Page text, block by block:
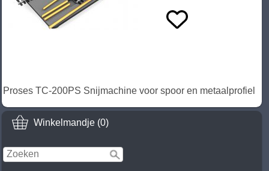
Winkelmandje (0)
Proses TC-200PS Snijmachine voor spoor en metaalprofiel